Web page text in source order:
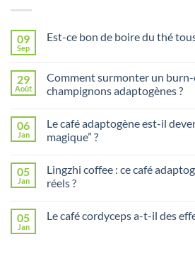
09
Sep
Est-ce bon de boire du thé
Est-
ce
bon
du
tous
29
Août
Comment surmonter un
champignons adaptogènes ?
sur
Comment
surmonter
out
grâce
aux
?
06
Jan
Le café adaptogène est-il
magique” ?
sur
café
il
05
Jan
Lingzhi coffee : ce café
réels ?
sur
05
Jan
Le café cordyceps a-t-il des